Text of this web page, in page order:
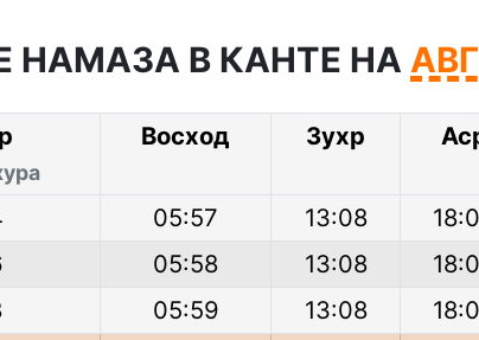
НАМАЗА В КАНТЕ НА
Восход Зухр
05:57 13:08
05:58 13:08
05:59 13:08